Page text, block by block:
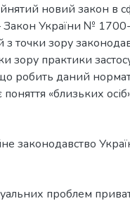
новий закон в
Закон України №
з точки зору
зору практики
робить даний
«близьких
законодавство
проблем